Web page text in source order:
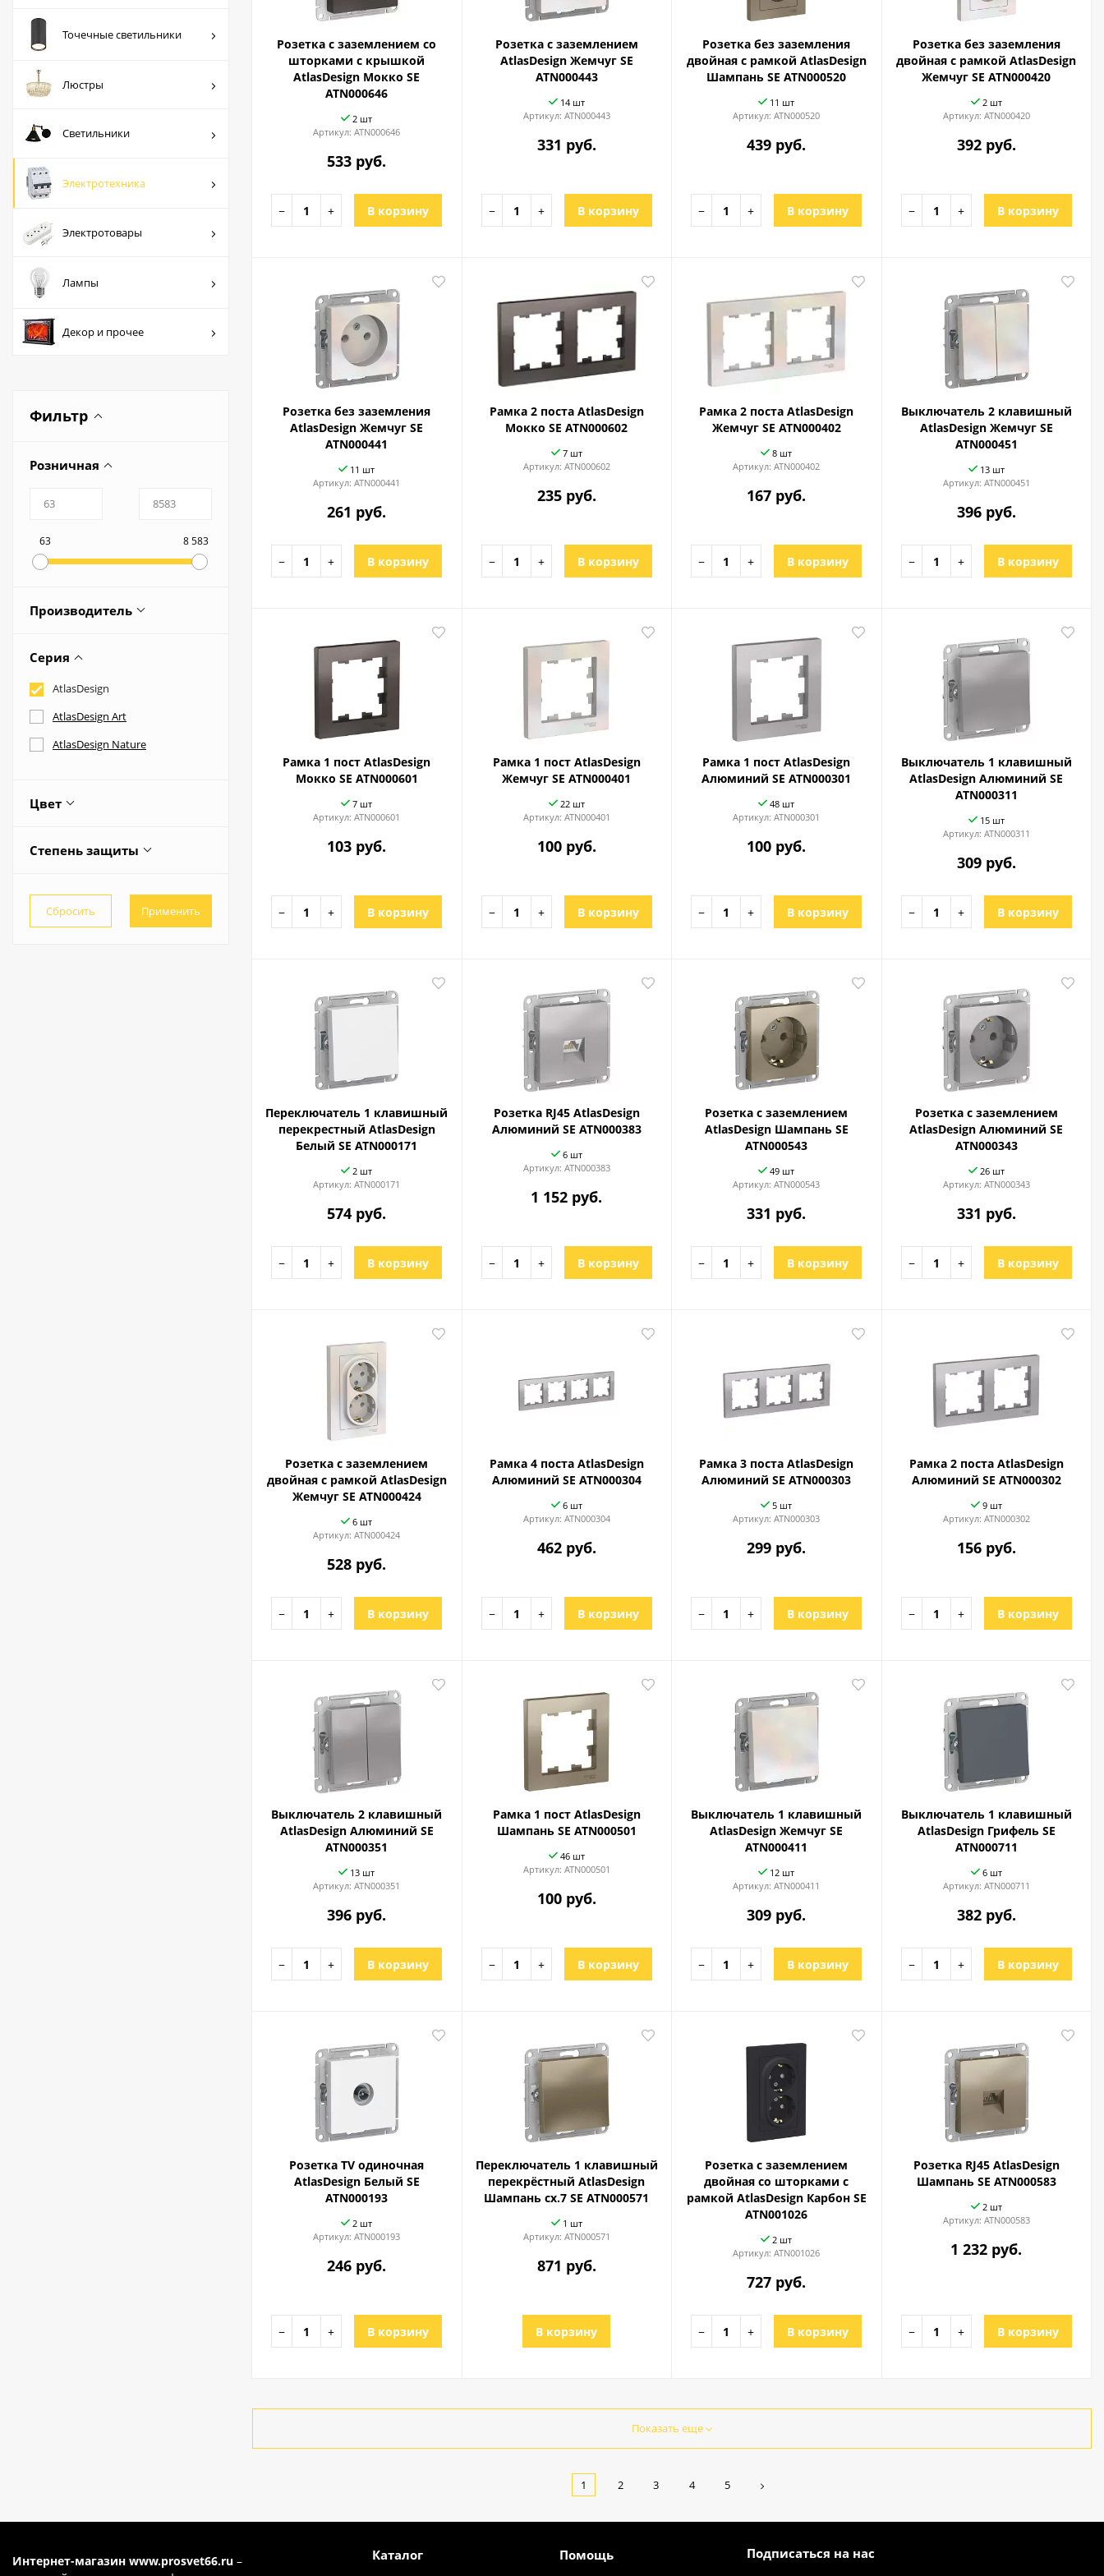
Люстры
Светильники
Электротехника
Лампы
Декор и прочее
Точечные светильники
Люстры
Светильники
Электротехника
Электротовары
Лампы
Декор и прочее
Фильтр
Розничная
63 8 583
Производитель
Серия
AtlasDesign
AtlasDesign Art
AtlasDesign Nature
Цвет
Степень защиты
Розетка с заземлением со
шторками с крышкой
AtlasDesign Мокко SE
ATN000646
2 шт
Артикул:ATN000646
533 руб.
− + В корзину
Розетка с заземлением
AtlasDesign Жемчуг SE
ATN000443
14 шт
Артикул: ATN000443
331 руб.
− + В корзину
Розетка без заземления
двойная с рамкой AtlasDesign
Шампань SE ATN000520
11 шт
Артикул:ATN000520
439 руб.
− + В корзину
Розетка без заземления
двойная с рамкой AtlasDesign
Жемчуг SE ATN000420
2 шт
Артикул: ATN000420
392 руб.
− + В корзину
Розетка без заземления
AtlasDesign Жемчуг SE
ATN000441
11 шт
Артикул:ATN000441
261 руб.
− + В корзину
Рамка 2 поста AtlasDesign
Мокко SE ATN000602
7 шт
Артикул: ATN000602
235 руб.
− + В корзину
Рамка 2 поста AtlasDesign
Жемчуг SE ATN000402
8 шт
Артикул:ATN000402
167 руб.
− + В корзину
Выключатель 2 клавишный
AtlasDesign Жемчуг SE
ATN000451
13 шт
Артикул: ATN000451
396 руб.
− + В корзину
Рамка 1 пост AtlasDesign
Мокко SE ATN000601
7 шт
Артикул:ATN000601
103 руб.
− + В корзину
Рамка 1 пост AtlasDesign
Жемчуг SE ATN000401
22 шт
Артикул: ATN000401
100 руб.
− + В корзину
Рамка 1 пост AtlasDesign
Алюминий SE ATN000301
48 шт
Артикул:ATN000301
100 руб.
− + В корзину
Выключатель 1 клавишный
AtlasDesign Алюминий SE
ATN000311
15 шт
Артикул: ATN000311
309 руб.
− + В корзину
Переключатель 1 клавишный
перекрестный AtlasDesign
Белый SE ATN000171
2 шт
Артикул:ATN000171
574 руб.
− + В корзину
Розетка RJ45 AtlasDesign
Алюминий SE ATN000383
6 шт
Артикул: ATN000383
1 152 руб.
− + В корзину
Розетка с заземлением
AtlasDesign Шампань SE
ATN000543
49 шт
Артикул:ATN000543
331 руб.
− + В корзину
Розетка с заземлением
AtlasDesign Алюминий SE
ATN000343
26 шт
Артикул: ATN000343
331 руб.
− + В корзину
Розетка с заземлением
двойная с рамкой AtlasDesign
Жемчуг SE ATN000424
6 шт
Артикул:ATN000424
528 руб.
− + В корзину
Рамка 4 поста AtlasDesign
Алюминий SE ATN000304
6 шт
Артикул: ATN000304
462 руб.
− + В корзину
Рамка 3 поста AtlasDesign
Алюминий SE ATN000303
5 шт
Артикул:ATN000303
299 руб.
− + В корзину
Рамка 2 поста AtlasDesign
Алюминий SE ATN000302
9 шт
Артикул: ATN000302
156 руб.
− + В корзину
Выключатель 2 клавишный
AtlasDesign Алюминий SE
ATN000351
13 шт
Артикул:ATN000351
396 руб.
− + В корзину
Рамка 1 пост AtlasDesign
Шампань SE ATN000501
46 шт
Артикул: ATN000501
100 руб.
− + В корзину
Выключатель 1 клавишный
AtlasDesign Жемчуг SE
ATN000411
12 шт
Артикул:ATN000411
309 руб.
− + В корзину
Выключатель 1 клавишный
AtlasDesign Грифель SE
ATN000711
6 шт
Артикул: ATN000711
382 руб.
− + В корзину
Розетка TV одиночная
AtlasDesign Белый SE
ATN000193
2 шт
Артикул:ATN000193
246 руб.
− + В корзину
Переключатель 1 клавишный
перекрёстный AtlasDesign
Шампань сх.7 SE ATN000571
1 шт
Артикул: ATN000571
871 руб.
В корзину
Розетка с заземлением
двойная со шторками с
рамкой AtlasDesign Карбон SE
ATN001026
2 шт
Артикул:ATN001026
727 руб.
− + В корзину
Розетка RJ45 AtlasDesign
Шампань SE ATN000583
2 шт
Артикул: ATN000583
1 232 руб.
− + В корзину
Показать еще
1 2 3 4 5
Интернет-магазин www.prosvet66.ru –
Каталог Помощь Подписаться на нас